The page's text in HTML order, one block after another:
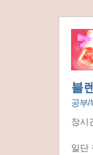
블
공부/
장시
일단